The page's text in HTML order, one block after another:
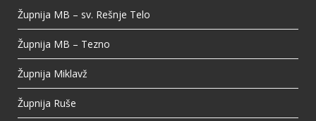
Župnija MB – sv. Rešnje Telo
Župnija MB – Tezno
Župnija Miklavž
Župnija Ruše